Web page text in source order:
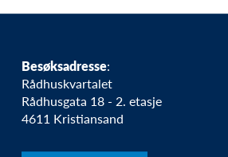
Besøksadresse:
Rådhuskvartalet
Rådhusgata 18 - 2. etasje
4611 Kristiansand